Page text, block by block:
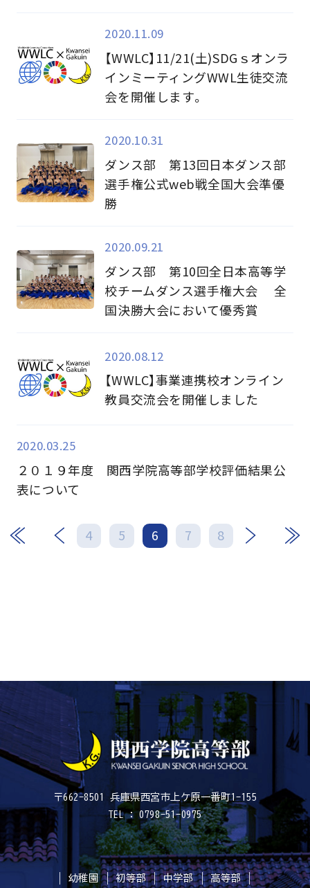
2020.11.09
【WWLC】11/21(土)SDGｓオンラ
インミーティングWWL生徒交流
会を開催します。
2020.10.31
ダンス部 第13回日本ダンス部
選手権公式web戦全国大会準優
勝
2020.09.21
ダンス部 第10回全日本高等学
校チームダンス選手権大会 全
国決勝大会において優秀賞
2020.08.12
【WWLC】事業連携校オンライン
教員交流会を開催しました
2020.03.25
２０１９年度 関西学院高等部学校評価結果公
表について
4 5 6 7 8
次 最後
〒662-8501 兵庫県西宮市上ケ原一番町1-155
TEL : 0798-51-0975
幼稚園 初等部 中学部 高等部